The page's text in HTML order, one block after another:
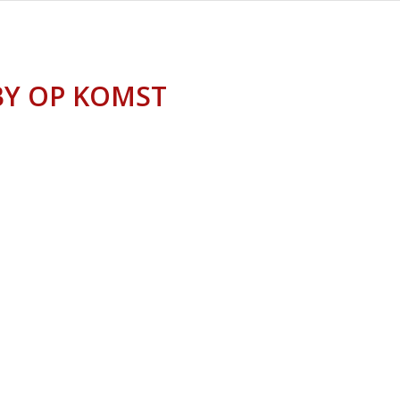
OP KOMST